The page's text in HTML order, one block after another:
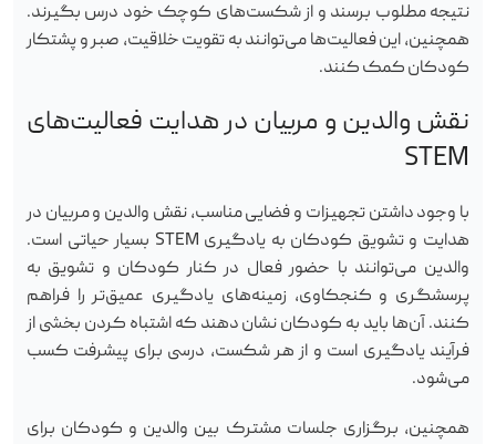
نتیجه مطلوب برسند و از شکست‌های کوچک خود درس بگیرند.
همچنین، این فعالیت‌ها می‌توانند به تقویت خلاقیت، صبر و پشتکار
کودکان کمک کنند.
نقش والدین و مربیان در هدایت فعالیت‌های
STEM
با وجود داشتن تجهیزات و فضایی مناسب، نقش والدین و مربیان در
هدایت و تشویق کودکان به یادگیری STEM بسیار حیاتی است.
والدین می‌توانند با حضور فعال در کنار کودکان و تشویق به
پرسشگری و کنجکاوی، زمینه‌های یادگیری عمیق‌تر را فراهم
کنند. آن‌ها باید به کودکان نشان دهند که اشتباه کردن بخشی از
فرآیند یادگیری است و از هر شکست، درسی برای پیشرفت کسب
می‌شود.
همچنین، برگزاری جلسات مشترک بین والدین و کودکان برای